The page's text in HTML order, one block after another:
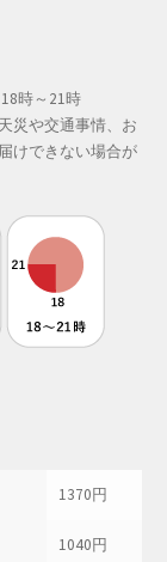
時～21時
災や交通事情、お
けできない場合が
1370円
1040円